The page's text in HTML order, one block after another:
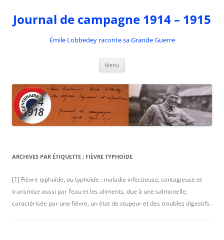
contenu
Journal de campagne 1914 – 1915
Émile Lobbedey raconte sa Grande Guerre
Menu
ARCHIVES PAR ÉTIQUETTE : FIÈVRE TYPHOÏDE
[1] Fièvre typhoïde, ou typhoïde : maladie infectieuse, contagieuse et
transmise aussi par l’eau et les aliments, due à une salmonelle,
caractérisée par une fièvre, un état de stupeur et des troubles digestifs.